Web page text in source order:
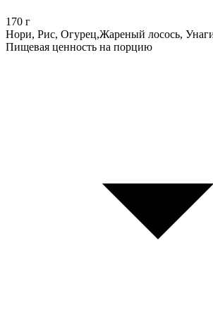
170 г
Нори, Рис, Огурец,Жареный лосось,
Пищевая ценность на порцию